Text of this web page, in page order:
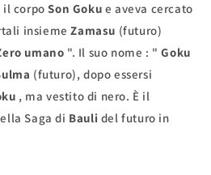
il corpo Son Goku e aveva cercato
insieme Zamasu (futuro)
umano ". Il suo nome : " Goku
(futuro), dopo essersi
, ma vestito di nero. È il
Saga di Bauli del futuro in